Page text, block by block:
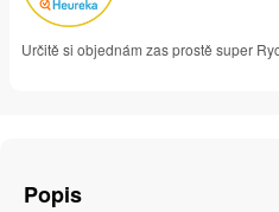
Určitě si objednám zas prostě super
Popis